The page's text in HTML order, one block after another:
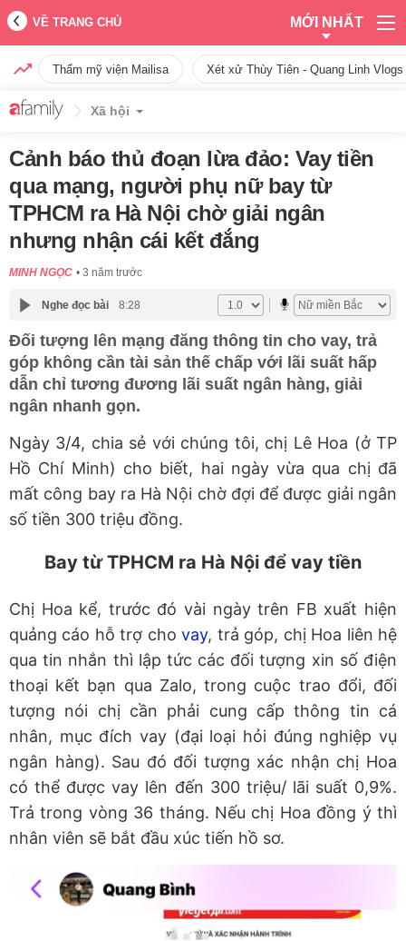
VỀ TRANG CHỦ MỚI NHẤT
Thẩm mỹ viện Mailisa Xét xử Thùy Tiên - Quang Linh
Xã hội
Cảnh báo thủ đoạn lừa đảo: Vay tiền
qua mạng, người phụ nữ bay từ
TPHCM ra Hà Nội chờ giải ngân
nhưng nhận cái kết đắng
MINH NGỌC 3 năm trước
Nghe đọc bài 8:28
Đối tượng lên mạng đăng thông tin cho vay, trả
góp không cần tài sản thế chấp với lãi suất hấp
dẫn chỉ tương đương lãi suất ngân hàng, giải
ngân nhanh gọn.
Ngày 3/4, chia sẻ với chúng tôi, chị Lê Hoa (ở TP
Hồ Chí Minh) cho biết, hai ngày vừa qua chị đã
mất công bay ra Hà Nội chờ đợi để được giải ngân
số tiền 300 triệu đồng.
Bay từ TPHCM ra Hà Nội để vay tiền
Chị Hoa kể, trước đó vài ngày trên FB xuất hiện
quảng cáo hỗ trợ chovay, trả góp, chị Hoa liên hệ
qua tin nhắn thì lập tức các đối tượng xin số điện
thoại kết bạn qua Zalo, trong cuộc trao đổi, đối
tượng nói chị cần phải cung cấp thông tin cá
nhân, mục đích vay (đại loại hỏi đúng nghiệp vụ
ngân hàng). Sau đó đối tượng xác nhận chị Hoa
có thể được vay lên đến 300 triệu/ lãi suất 0,9%.
Trả trong vòng 36 tháng. Nếu chị Hoa đồng ý thì
nhân viên sẽ bắt đầu xúc tiến hồ sơ.